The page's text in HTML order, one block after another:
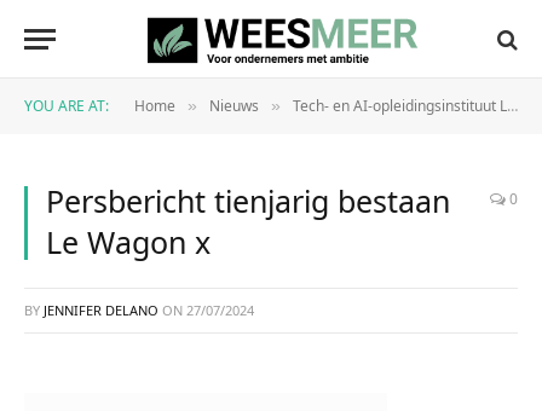
YOU ARE AT: Home » Nieuws » Tech- en AI-opleidingsinstituut Le Wagon viert 10-jarig bestaan
Persbericht tienjarig bestaan
Le Wagon x
0
BY JENNIFER DELANO ON 27/07/2024